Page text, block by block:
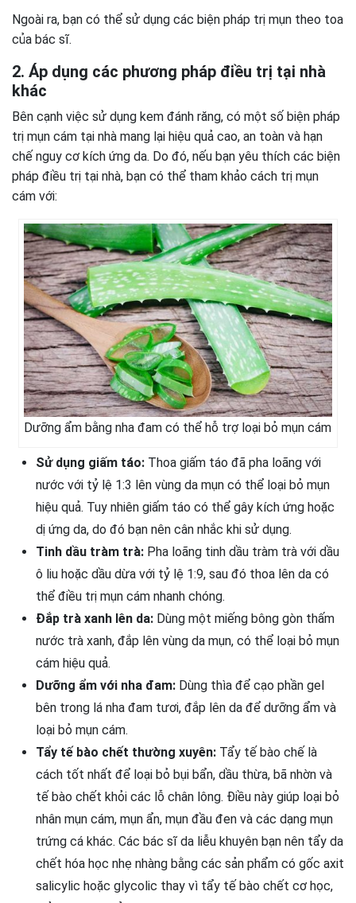
Ngoài ra, bạn có thể sử dụng các biện pháp trị mụn theo toa
của bác sĩ.
2. Áp dụng các phương pháp điều trị tại nhà
khác
Bên cạnh việc sử dụng kem đánh răng, có một số biện pháp
trị mụn cám tại nhà mang lại hiệu quả cao, an toàn và hạn
chế nguy cơ kích ứng da. Do đó, nếu bạn yêu thích các biện
pháp điều trị tại nhà, bạn có thể tham khảo cách trị mụn
cám với:
Dưỡng ẩm bằng nha đam có thể hỗ trợ loại bỏ mụn cám
Sử dụng giấm táo: Thoa giấm táo đã pha loãng với
nước với tỷ lệ 1:3 lên vùng da mụn có thể loại bỏ mụn
hiệu quả. Tuy nhiên giấm táo có thể gây kích ứng hoặc
dị ứng da, do đó bạn nên cân nhắc khi sử dụng.
Tinh dầu tràm trà: Pha loãng tinh dầu tràm trà với dầu
ô liu hoặc dầu dừa với tỷ lệ 1:9, sau đó thoa lên da có
thể điều trị mụn cám nhanh chóng.
Đắp trà xanh lên da: Dùng một miếng bông gòn thấm
nước trà xanh, đắp lên vùng da mụn, có thể loại bỏ mụn
cám hiệu quả.
Dưỡng ẩm với nha đam: Dùng thìa để cạo phần gel
bên trong lá nha đam tươi, đắp lên da để dưỡng ẩm và
loại bỏ mụn cám.
Tẩy tế bào chết thường xuyên: Tẩy tế bào chế là
cách tốt nhất để loại bỏ bụi bẩn, dầu thừa, bã nhờn và
tế bào chết khỏi các lỗ chân lông. Điều này giúp loại bỏ
nhân mụn cám, mụn ẩn, mụn đầu đen và các dạng mụn
trứng cá khác. Các bác sĩ da liễu khuyên bạn nên tẩy da
chết hóa học nhẹ nhàng bằng các sản phẩm có gốc axit
salicylic hoặc glycolic thay vì tẩy tế bào chết cơ học,